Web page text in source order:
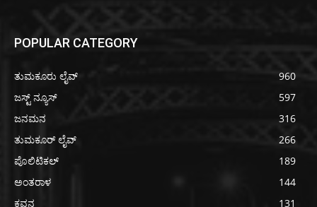
POPULAR CATEGORY
ತುಮಕೂರು ಲೈವ್
960
ಜಸ್ಟ್ ನ್ಯೂಸ್
597
ಜನಮನ
316
ತುಮಕೂರ್ ಲೈವ್
266
ಪೊಲಿಟಿಕಲ್
189
ಅಂತರಾಳ
144
ಕವನ
131